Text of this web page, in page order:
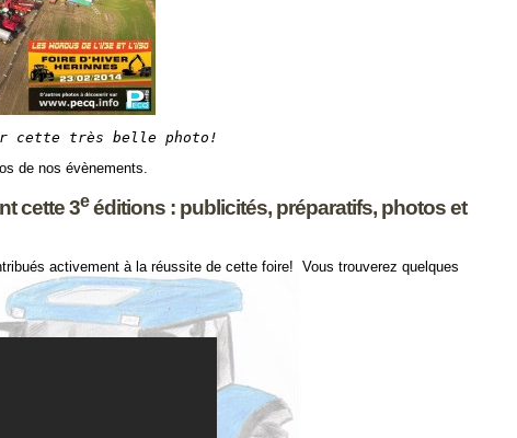
cette très belle photo!
de nos évènements.
cette 3eéditions : publicités, préparatifs, photos et
activement à la réussite de cette foire! Vous trouverez quelques